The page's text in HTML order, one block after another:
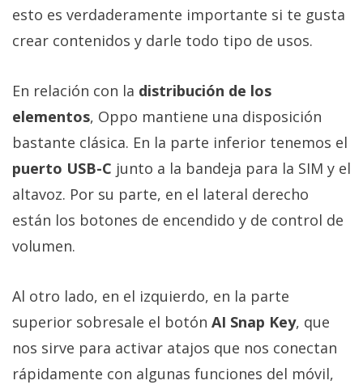
esto es verdaderamente importante si te gusta
crear contenidos y darle todo tipo de usos.
En relación con la distribución de los
elementos, Oppo mantiene una disposición
bastante clásica. En la parte inferior tenemos el
puerto USB-C junto a la bandeja para la SIM y el
altavoz. Por su parte, en el lateral derecho
están los botones de encendido y de control de
volumen.
Al otro lado, en el izquierdo, en la parte
superior sobresale el botón AI Snap Key, que
nos sirve para activar atajos que nos conectan
rápidamente con algunas funciones del móvil,